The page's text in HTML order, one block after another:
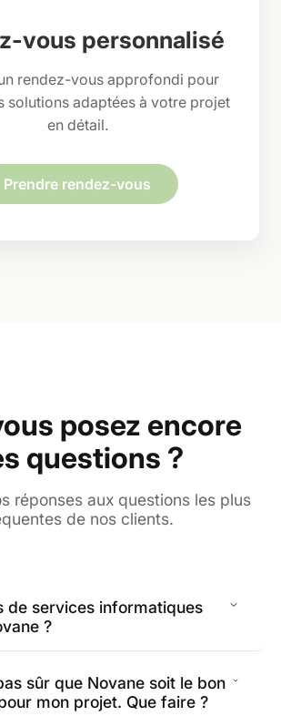
vous personnalisé
rendez-vous approfondi pour
solutions adaptées à votre projet
en détail.
Prendre rendez-vous
posez encore
questions ?
réponses aux questions les plus
de nos clients.
de services informatiques
?
sûr que Novane soit le bon
mon projet. Que faire ?